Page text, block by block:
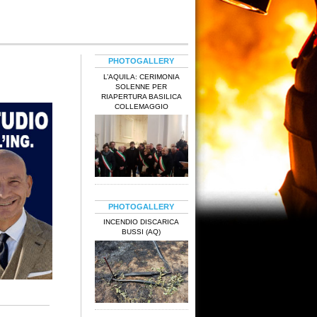
PHOTOGALLERY
L’AQUILA: CERIMONIA
SOLENNE PER
RIAPERTURA BASILICA
COLLEMAGGIO
PHOTOGALLERY
INCENDIO DISCARICA
BUSSI (AQ)